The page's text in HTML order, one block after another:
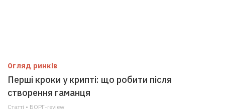
Огляд ринків
Перші кроки у крипті: що робити після
створення гаманця
Статті • БОРГ-review